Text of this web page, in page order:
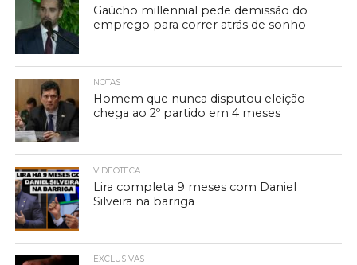
Gaúcho millennial pede demissão do
emprego para correr atrás de sonho
NOTAS
Homem que nunca disputou eleição
chega ao 2º partido em 4 meses
VIDEOTECA
Lira completa 9 meses com Daniel
Silveira na barriga
EXCLUSIVAS